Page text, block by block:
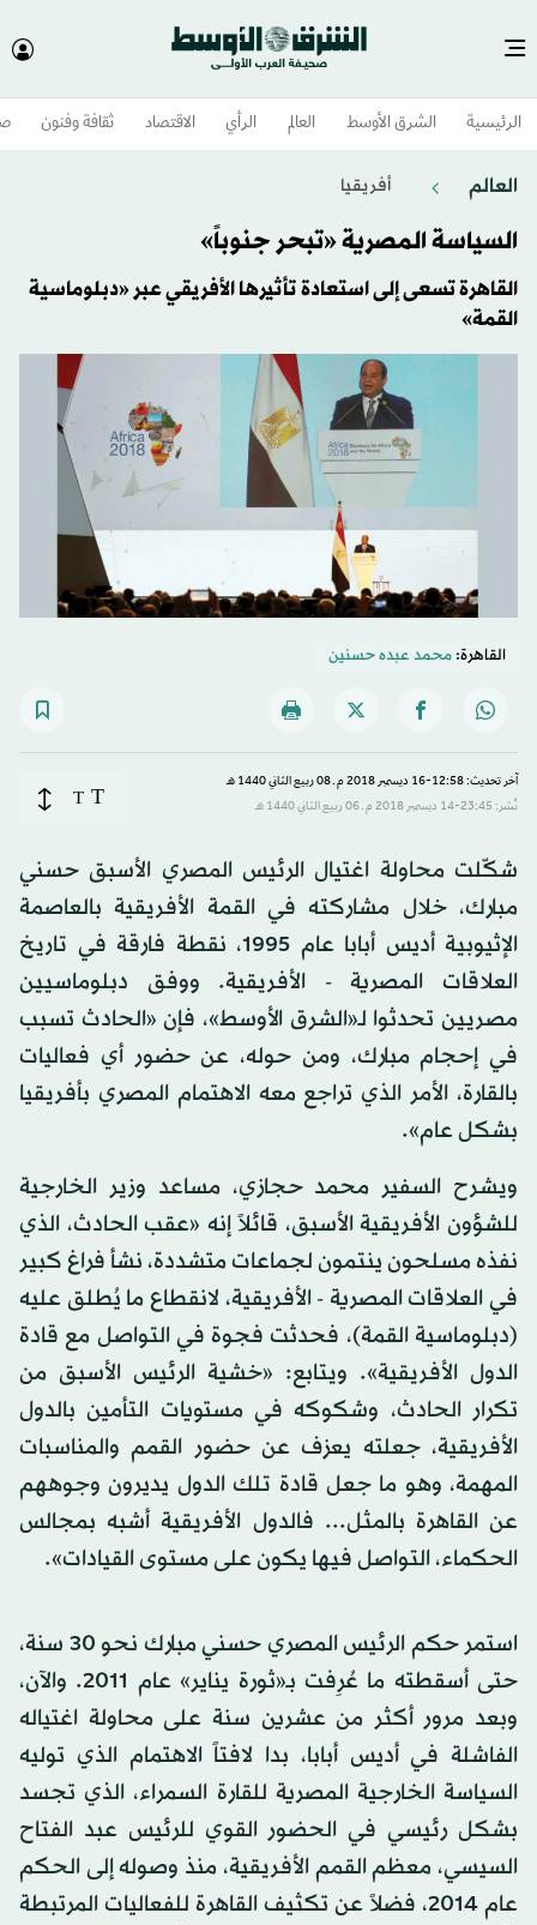
الرئيسية الشرق الأوسط​ العالم الرأي الاقتصاد ثقافة وفنون
العالم أفريقيا
السياسة المصرية «تبحر جنوباً»
القاهرة تسعى إلى استعادة تأثيرها الأفريقي عبر «دبلوماسية
القمة»
القاهرة:محمد عبده حسنين
آخر تحديث: 12:58-16 ديسمبر 2018 م ـ 08 ربيع الثاني 1440 هـ
نُشر: 23:45-14 ديسمبر 2018 م ـ 06 ربيع الثاني 1440 هـ
T
T
شكّلت محاولة اغتيال الرئيس المصري الأسبق حسني
مبارك، خلال مشاركته في القمة الأفريقية بالعاصمة
الإثيوبية أديس أبابا عام 1995، نقطة فارقة في تاريخ
العلاقات المصرية - الأفريقية. ووفق دبلوماسيين
مصريين تحدثوا لـ«الشرق الأوسط»، فإن «الحادث تسبب
في إحجام مبارك، ومن حوله، عن حضور أي فعاليات
بالقارة، الأمر الذي تراجع معه الاهتمام المصري بأفريقيا
بشكل عام».
ويشرح السفير محمد حجازي، مساعد وزير الخارجية
للشؤون الأفريقية الأسبق، قائلاً إنه «عقب الحادث، الذي
نفذه مسلحون ينتمون لجماعات متشددة، نشأ فراغ كبير
في العلاقات المصرية - الأفريقية، لانقطاع ما يُطلق عليه
(دبلوماسية القمة)، فحدثت فجوة في التواصل مع قادة
الدول الأفريقية». ويتابع: «خشية الرئيس الأسبق من
تكرار الحادث، وشكوكه في مستويات التأمين بالدول
الأفريقية، جعلته يعزف عن حضور القمم والمناسبات
المهمة، وهو ما جعل قادة تلك الدول يديرون وجوههم
عن القاهرة بالمثل... فالدول الأفريقية أشبه بمجالس
الحكماء، التواصل فيها يكون على مستوى القيادات».
استمر حكم الرئيس المصري حسني مبارك نحو 30 سنة،
حتى أسقطته ما عُرِفت بـ«ثورة يناير» عام 2011. والآن،
وبعد مرور أكثر من عشرين سنة على محاولة اغتياله
الفاشلة في أديس أبابا، بدا لافتاً الاهتمام الذي توليه
السياسة الخارجية المصرية للقارة السمراء، الذي تجسد
بشكل رئيسي في الحضور القوي للرئيس عبد الفتاح
السيسي، معظم القمم الأفريقية، منذ وصوله إلى الحكم
عام 2014، فضلاً عن تكثيف القاهرة للفعاليات المرتبطة